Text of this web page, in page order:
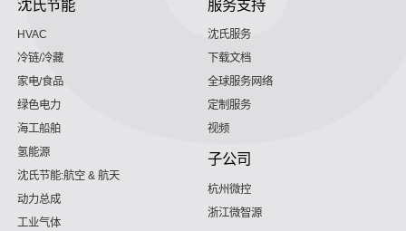
沈氏节能
HVAC
冷链/冷藏
家电/食品
绿色电力
海工船舶
氢能源
沈氏节能:航空 & 航天
动力总成
工业气体
服务支持
沈氏服务
下载文档
全球服务网络
定制服务
视频
子公司
杭州微控
浙江微智源